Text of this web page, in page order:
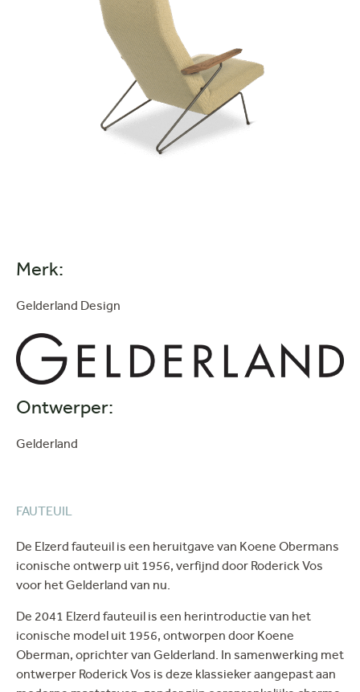
Merk:
Gelderland Design
Ontwerper:
Gelderland
FAUTEUIL
De Elzerd fauteuil is een heruitgave van Koene Obermans
iconische ontwerp uit 1956, verfijnd door Roderick Vos
voor het Gelderland van nu.
De 2041 Elzerd fauteuil is een herintroductie van het
iconische model uit 1956, ontworpen door Koene
Oberman, oprichter van Gelderland. In samenwerking met
ontwerper Roderick Vos is deze klassieker aangepast aan